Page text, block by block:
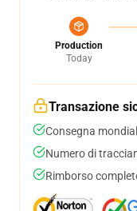
Production
Today
Transazione
Consegna
Numero di
Rimborso